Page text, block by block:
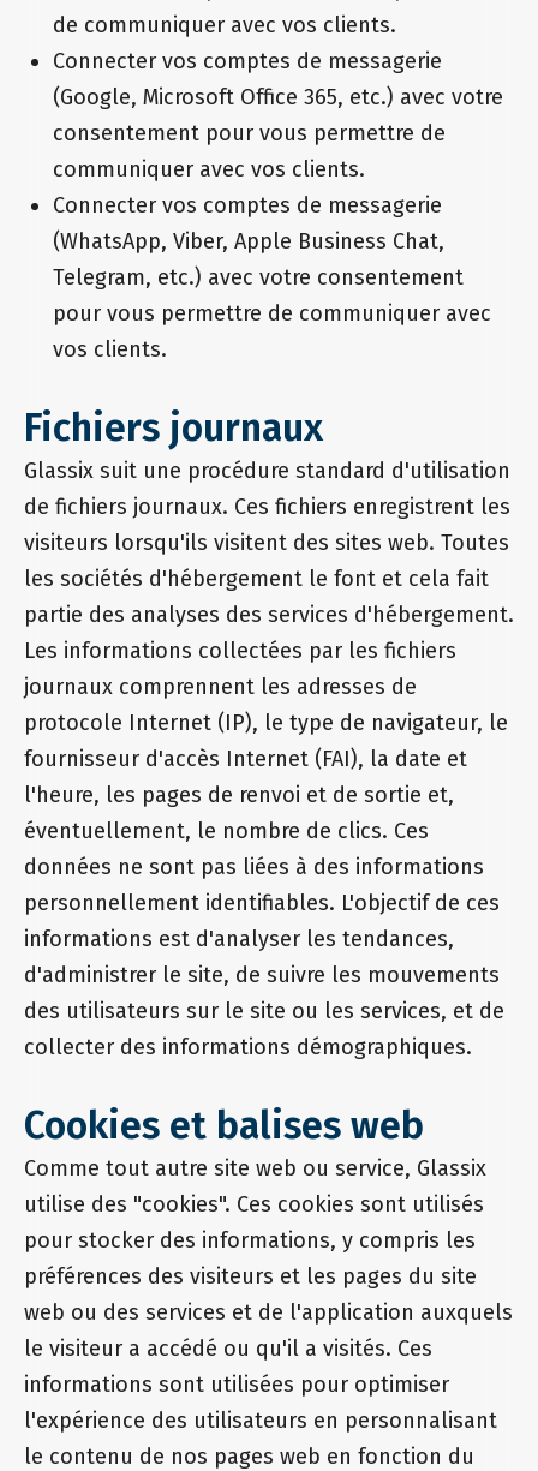
de communiquer avec vos clients.
Connecter vos comptes de messagerie
(Google, Microsoft Office 365, etc.) avec votre
consentement pour vous permettre de
communiquer avec vos clients.
Connecter vos comptes de messagerie
(WhatsApp, Viber, Apple Business Chat,
Telegram, etc.) avec votre consentement
pour vous permettre de communiquer avec
vos clients.
Fichiers journaux
Glassix suit une procédure standard d'utilisation
de fichiers journaux. Ces fichiers enregistrent les
visiteurs lorsqu'ils visitent des sites web. Toutes
les sociétés d'hébergement le font et cela fait
partie des analyses des services d'hébergement.
Les informations collectées par les fichiers
journaux comprennent les adresses de
protocole Internet (IP), le type de navigateur, le
fournisseur d'accès Internet (FAI), la date et
l'heure, les pages de renvoi et de sortie et,
éventuellement, le nombre de clics. Ces
données ne sont pas liées à des informations
personnellement identifiables. L'objectif de ces
informations est d'analyser les tendances,
d'administrer le site, de suivre les mouvements
des utilisateurs sur le site ou les services, et de
collecter des informations démographiques.
Cookies et balises web
Comme tout autre site web ou service, Glassix
utilise des "cookies". Ces cookies sont utilisés
pour stocker des informations, y compris les
préférences des visiteurs et les pages du site
web ou des services et de l'application auxquels
le visiteur a accédé ou qu'il a visités. Ces
informations sont utilisées pour optimiser
l'expérience des utilisateurs en personnalisant
le contenu de nos pages web en fonction du